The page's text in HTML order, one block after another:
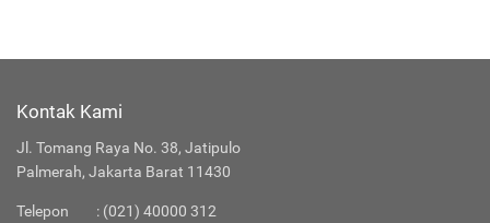
Kontak Kami
Jl. Tomang Raya No. 38, Jatipulo
Palmerah, Jakarta Barat 11430
Telepon : (021) 40000 312